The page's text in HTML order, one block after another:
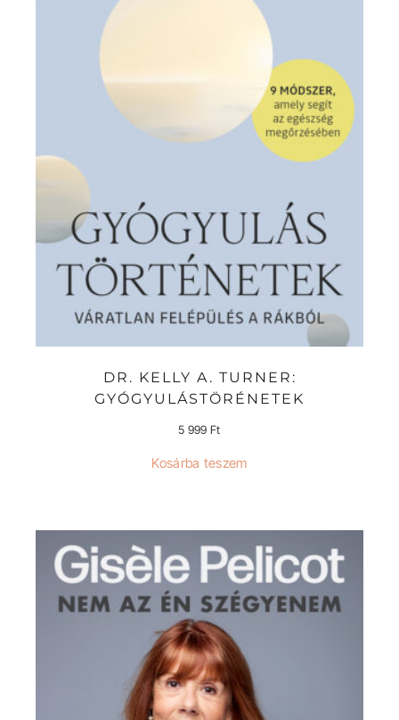
DR. KELLY A. TURNER:
GYÓGYULÁSTÖRÉNETEK
5 999 Ft
Kosárba teszem